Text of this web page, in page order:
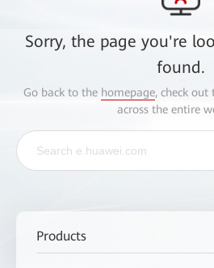
Sorry, the page you're
found.
Go back to the homepage, check out
across the entire
Products